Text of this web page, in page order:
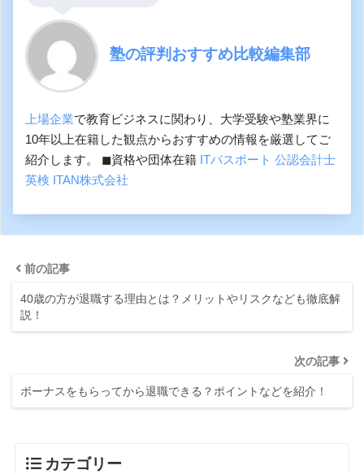
塾の評判おすすめ比較編集部
上場企業で教育ビジネスに関わり、大学受験や塾業界に
10年以上在籍した観点からおすすめの情報を厳選してご
紹介します。 ◼︎資格や団体在籍 ITパスポート 公認会計士
英検 ITAN株式会社
前の記事
40歳の方が退職する理由とは？メリットやリスクなども徹底解
説！
次の記事
ボーナスをもらってから退職できる？ポイントなどを紹介！
カテゴリー